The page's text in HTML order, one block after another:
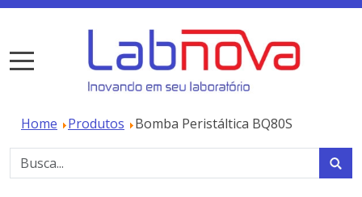
Home Produtos Bomba Peristáltica BQ80S